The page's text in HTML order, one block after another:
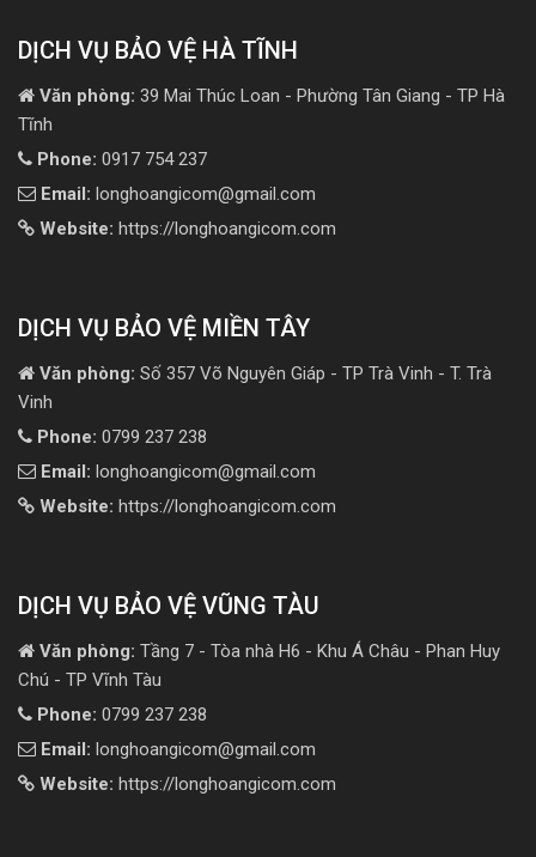
DỊCH VỤ BẢO VỆ HÀ TĨNH
Văn phòng: 39 Mai Thúc Loan - Phường Tân Giang - TP Hà
Tĩnh
Phone: 0917 754 237
Email: longhoangicom@gmail.com
Website: https://longhoangicom.com
DỊCH VỤ BẢO VỆ MIỀN TÂY
Văn phòng: Số 357 Võ Nguyên Giáp - TP Trà Vinh - T. Trà
Vinh
Phone: 0799 237 238
Email: longhoangicom@gmail.com
Website: https://longhoangicom.com
DỊCH VỤ BẢO VỆ VŨNG TÀU
Văn phòng: Tầng 7 - Tòa nhà H6 - Khu Á Châu - Phan Huy
Chú - TP Vĩnh Tàu
Phone: 0799 237 238
Email: longhoangicom@gmail.com
Website: https://longhoangicom.com